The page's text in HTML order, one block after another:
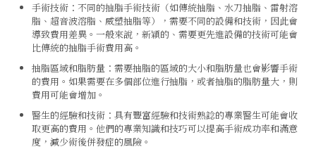
手術技術：不同的抽脂手術技術（如傳統抽脂、水刀抽脂、雷射溶
脂、超音波溶脂、威塑抽脂等），需要不同的設備和技術，因此會
導致費用差異。一般來說，新穎的、需要更先進設備的技術可能會
比傳統的抽脂手術費用高。
抽脂區域和脂肪量：需要抽脂的區域的大小和脂肪量也會影響手術
的費用。如果需要在多個部位進行抽脂，或者抽脂的脂肪量大，則
費用可能會增加。
醫生的經驗和技術：具有豐富經驗和技術熟諗的專業醫生可能會收
取更高的費用。他們的專業知識和技巧可以提高手術成功率和滿意
度，減少術後併發症的風險。